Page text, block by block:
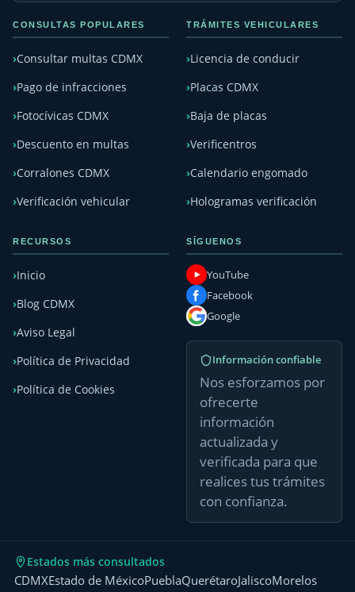
CONSULTAS POPULARES
Consultar multas CDMX
Pago de infracciones
Fotocívicas CDMX
Descuento en multas
Corralones CDMX
Verificación vehicular
TRÁMITES VEHICULARES
Licencia de conducir
Placas CDMX
Baja de placas
Verificentros
Calendario engomado
Hologramas verificación
RECURSOS
Inicio
Blog CDMX
Aviso Legal
Política de Privacidad
Política de Cookies
SÍGUENOS
YouTube
Facebook
Google
Información confiable
Nos esforzamos por
ofrecerte
información
actualizada y
verificada para que
realices tus trámites
con confianza.
Estados más consultados
CDMXEstado de MéxicoPueblaQuerétaroJaliscoMorelos